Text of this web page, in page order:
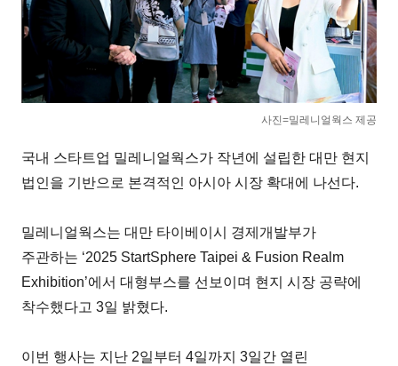
사진=밀레니얼웍스 제공
국내 스타트업 밀레니얼웍스가 작년에 설립한 대만 현지
법인을 기반으로 본격적인 아시아 시장 확대에 나선다.
밀레니얼웍스는 대만 타이베이시 경제개발부가
주관하는 ‘2025 StartSphere Taipei & Fusion Realm
Exhibition’에서 대형부스를 선보이며 현지 시장 공략에
착수했다고 3일 밝혔다.
이번 행사는 지난 2일부터 4일까지 3일간 열린